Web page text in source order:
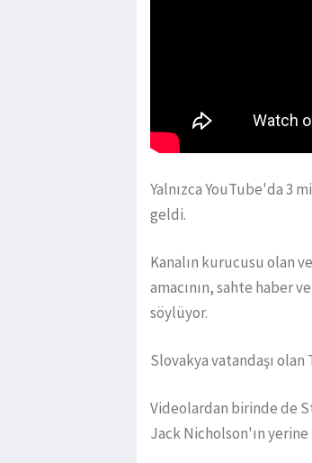
Yalnızca YouTube'da 3
geldi.
Kanalın kurucusu olan
amacının, sahte haber
söylüyor.
Slovakya vatandaşı
Videolardan birinde de
Jack Nicholson'ın